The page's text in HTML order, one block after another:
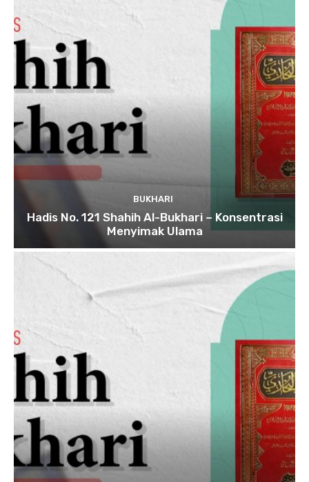
BUKHARI
Hadis No. 121 Shahih Al-Bukhari – Konsentrasi
Menyimak Ulama